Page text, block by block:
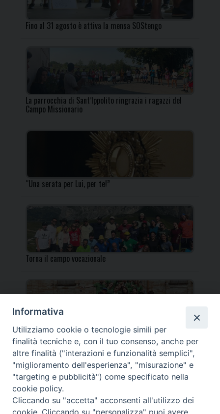
Fino al 31 agosto è attiva la mensa SOStengo
La parrocchia di Sant’Ippolito ringrazia i ragazzi del
Campo Missionario
“Una serata per Lui, per te!”
Torna il campo vocazionale
Torna il Campo Missionario Diocesano
_____________________________________________________
_____________________________
Informativa
Utilizziamo cookie o tecnologie simili per
finalità tecniche e, con il tuo consenso, anche per
altre finalità ("interazioni e funzionalità semplici",
"miglioramento dell'esperienza", "misurazione" e
"targeting e pubblicità") come specificato nella
cookie policy.
Cliccando su "accetta" acconsenti all'utilizzo dei